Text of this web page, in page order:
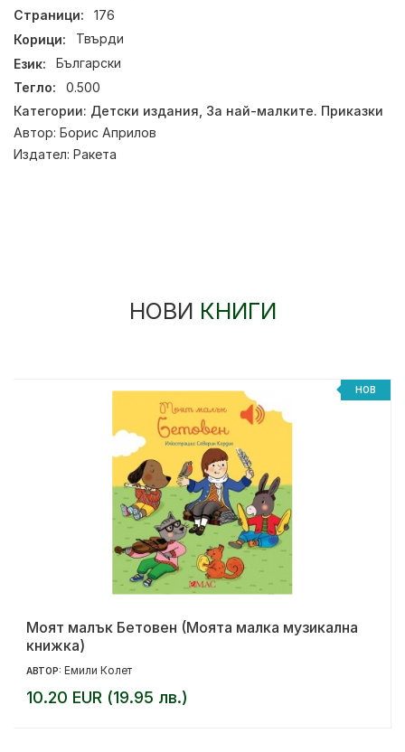
Страници:
176
Корици:
Твърди
Език:
Български
Тегло:
0.500
Категории: Детски издания За най-малките. Приказки
Автор: Борис Априлов
Издател: Ракета
НОВИ КНИГИ
НОВ
Моят малък Бетовен (Моята малка музикална
книжка)
АВТОР: Емили Колет
10.20 EUR (19.95 лв.)